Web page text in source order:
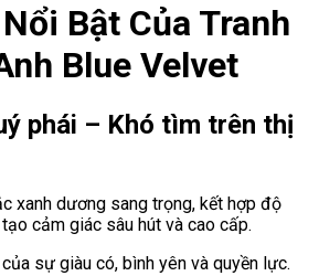
Bật Của Tranh
Blue Velvet
phái – Khó tìm trên thị
xanh dương sang trọng, kết hợp độ
cảm giác sâu hút và cao cấp.
sự giàu có, bình yên và quyền lực.